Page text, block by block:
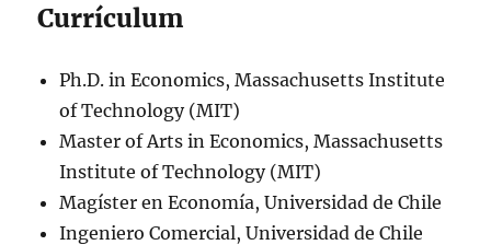
Currículum
Ph.D. in Economics, Massachusetts Institute
of Technology (MIT)
Master of Arts in Economics, Massachusetts
Institute of Technology (MIT)
Magíster en Economía, Universidad de Chile
Ingeniero Comercial, Universidad de Chile